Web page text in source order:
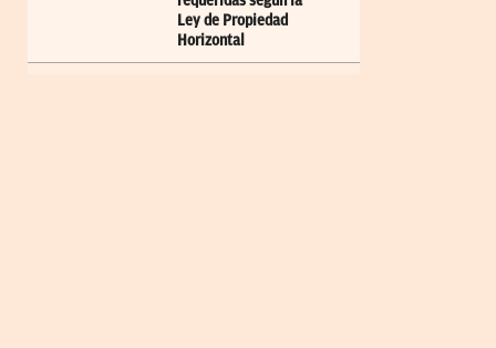
Ley de Propiedad
Horizontal